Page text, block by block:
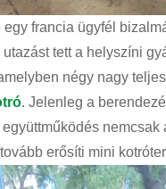
francia ügyfél
tett a helyszíni
négy nagy
. Jelenleg a
erősíti mini